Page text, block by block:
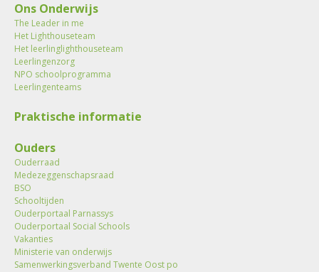
Ons Onderwijs
The Leader in me
Het Lighthouseteam
Het leerlinglighthouseteam
Leerlingenzorg
NPO schoolprogramma
Leerlingenteams
Praktische informatie
Ouders
Ouderraad
Medezeggenschapsraad
BSO
Schooltijden
Ouderportaal Parnassys
Ouderportaal Social Schools
Vakanties
Ministerie van onderwijs
Samenwerkingsverband Twente Oost po